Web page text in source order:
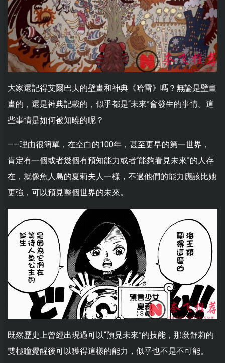
大家還記得艾爾巴夫的壁畫和神典《哈雷》嗎？無論是壁畫
畫的，還是神典記載的，似乎都是“未來”會發生的事情。這
些事情是如何被知曉的呢？
——理由很簡單，在空白的100年，甚至更早的第一世界，
肯定有一個或者幾個有預知能力或者“能夠看見未來”的人存
在，就像魚人島的夏莉夫人一樣，不過他們的能力應該比她
更強，可以預見整個世界的未來。
既然歷史上曾經出現過可以“預見未來”的技能，那麼舒莉的
雙極瞳覺醒後可以獲得這樣的能力，似乎也不是不可能。